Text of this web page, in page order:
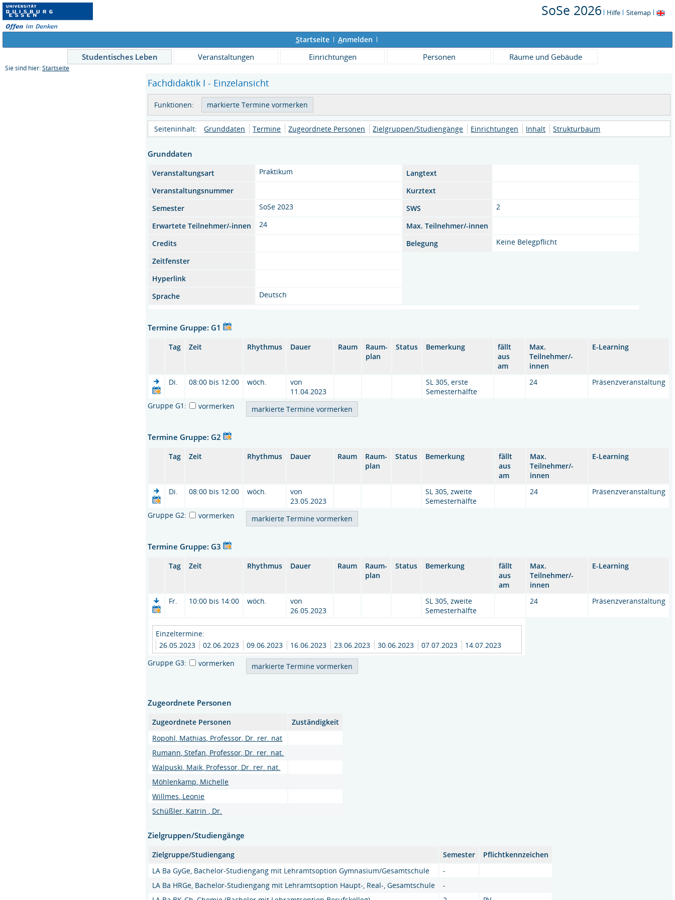
SoSe 2026 Hilfe Sitemap
Startseite Anmelden
Studentisches Leben Veranstaltungen Einrichtungen Personen Räume und Gebäude
Sie sind hier: Startseite
Fachdidaktik I - Einzelansicht
Funktionen:
Seiteninhalt: Grunddaten Termine Zugeordnete Personen Zielgruppen/Studiengänge Einrichtungen Inhalt Strukturbaum
Grunddaten
Veranstaltungsart Praktikum
Langtext
Veranstaltungsnummer
Kurztext
Semester
SoSe 2023 SWS
2
Erwartete Teilnehmer/-innen
24
Max. Teilnehmer/-innen
Credits
Belegung
Keine Belegpflicht
Zeitfenster
Hyperlink
Sprache
Deutsch
Termine Gruppe: G1
Tag Zeit Rhythmus Dauer Raum
Raum-
plan
Status Bemerkung
fällt
aus
am
Max.
Teilnehmer/-
innen
E-Learning
Di. 08:00 bis 12:00 wöch.
von
11.04.2023
SL 305, erste
Semesterhälfte
24 Präsenzveranstaltung
Gruppe G1: vormerken
Termine Gruppe: G2
Tag Zeit Rhythmus Dauer Raum
Raum-
plan
Status Bemerkung
fällt
aus
am
Max.
Teilnehmer/-
innen
E-Learning
Di. 08:00 bis 12:00 wöch.
von
23.05.2023
SL 305, zweite
Semesterhälfte
24 Präsenzveranstaltung
Gruppe G2: vormerken
Termine Gruppe: G3
Tag Zeit Rhythmus Dauer Raum
Raum-
plan
Status Bemerkung
fällt
aus
am
Max.
Teilnehmer/-
innen
E-Learning
Fr. 10:00 bis 14:00 wöch.
von
26.05.2023
SL 305, zweite
Semesterhälfte
24 Präsenzveranstaltung
Einzeltermine:
26.05.2023
02.06.2023 09.06.2023 16.06.2023 23.06.2023 30.06.2023 07.07.2023
14.07.2023
Gruppe G3:
vormerken
Zugeordnete Personen
Zugeordnete Personen
Zuständigkeit
Ropohl, Mathias, Professor, Dr. rer. nat
Rumann, Stefan, Professor, Dr. rer. nat.
Walpuski, Maik, Professor, Dr. rer. nat.
Möhlenkamp, Michelle
Willmes, Leonie
Schüßler, Katrin , Dr.
Zielgruppen/Studiengänge
Zielgruppe/Studiengang Semester
Pflichtkennzeichen
LA Ba GyGe, Bachelor-Studiengang mit Lehramtsoption Gymnasium/Gesamtschule
-
LA Ba HRGe, Bachelor-Studiengang mit Lehramtsoption Haupt-, Real-, Gesamtschule
-